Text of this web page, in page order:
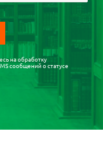
наобработку
сообщений о статусе